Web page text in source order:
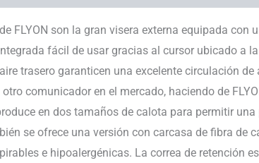
FLYON son la gran visera externa equipada
fácil de usar gracias al cursor ubicado a
trasero garanticen una excelente circulación
otro comunicador en el mercado, haciendo de
en dos tamaños de calota para permitir
se ofrece una versión con carcasa de fibra de
e hipoalergénicas. La correa de